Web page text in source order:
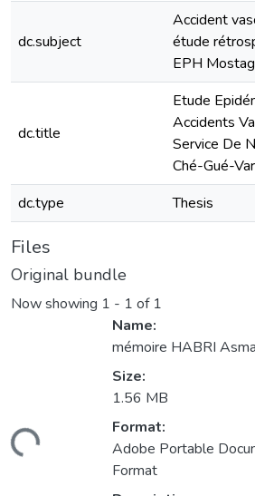
dc.subject
Accident
étude
EPH
dc.title
Etude
Accidents
Service De
Ché-Gué-
dc.type
Thesis
Files
Original bundle
Now showing 1 - 1 of 1
Name:
mémoire HABRI
Size:
1.56 MB
Format:
Adobe Portable
Format